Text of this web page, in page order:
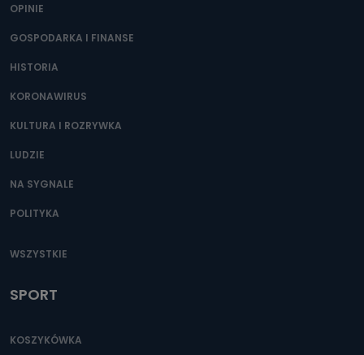
OPINIE
GOSPODARKA I FINANSE
HISTORIA
KORONAWIRUS
KULTURA I ROZRYWKA
LUDZIE
NA SYGNALE
POLITYKA
WSZYSTKIE
SPORT
KOSZYKÓWKA